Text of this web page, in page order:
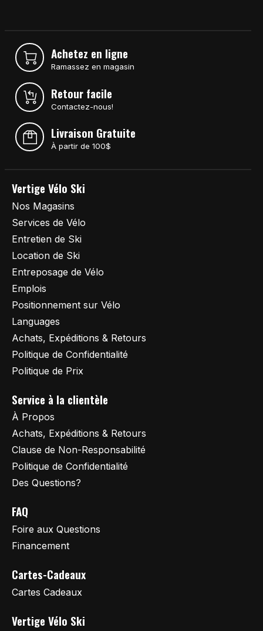
Achetez en ligne
Ramassez en magasin
Retour facile
Contactez-nous!
Livraison Gratuite
À partir de 100$
Vertige Vélo Ski
Nos Magasins
Services de Vélo
Entretien de Ski
Location de Ski
Entreposage de Vélo
Emplois
Positionnement sur Vélo
Languages
Achats, Expéditions & Retours
Politique de Confidentialité
Politique de Prix
Service à la clientèle
À Propos
Achats, Expéditions & Retours
Clause de Non-Responsabilité
Politique de Confidentialité
Des Questions?
FAQ
Foire aux Questions
Financement
Cartes-Cadeaux
Cartes Cadeaux
Vertige Vélo Ski